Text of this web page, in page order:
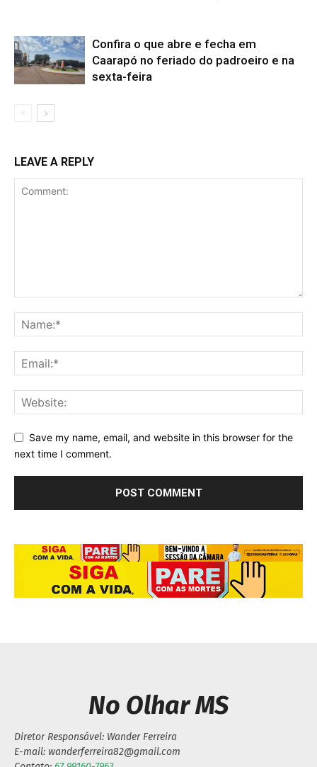
Confira o que abre e fecha em
Caarapó no feriado do padroeiro e na
sexta-feira
LEAVE A REPLY
Save my name, email, and website in this browser for the
next time I comment.
No Olhar MS
Diretor Responsável: Wander Ferreira
E-mail: wanderferreira82@gmail.com